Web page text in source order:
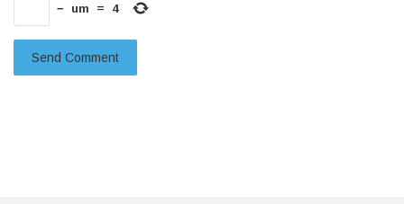
− um = 4